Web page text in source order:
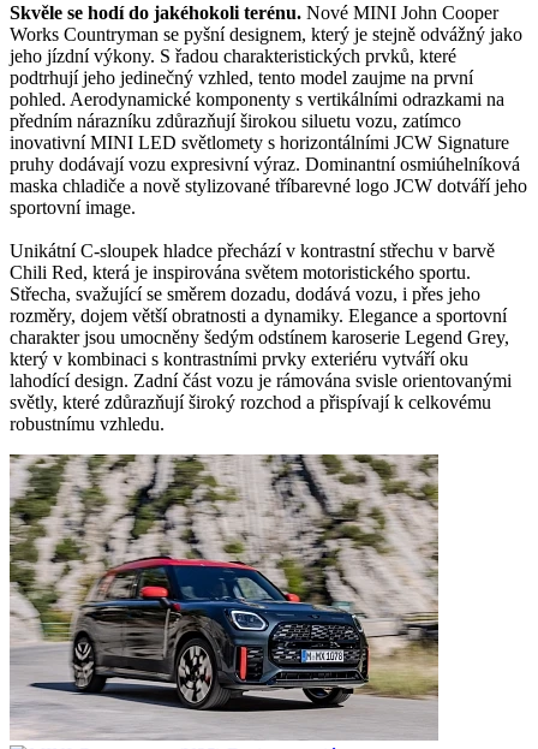
Skvěle se hodí do jakéhokoli terénu. Nové MINI John Cooper
Works Countryman se pyšní designem, který je stejně odvážný jako
jeho jízdní výkony. S řadou charakteristických prvků, které
podtrhují jeho jedinečný vzhled, tento model zaujme na první
pohled. Aerodynamické komponenty s vertikálními odrazkami na
předním nárazníku zdůrazňují širokou siluetu vozu, zatímco
inovativní MINI LED světlomety s horizontálními JCW Signature
pruhy dodávají vozu expresivní výraz. Dominantní osmiúhelníková
maska chladiče a nově stylizované tříbarevné logo JCW dotváří jeho
sportovní image.
Unikátní C-sloupek hladce přechází v kontrastní střechu v barvě
Chili Red, která je inspirována světem motoristického sportu.
Střecha, svažující se směrem dozadu, dodává vozu, i přes jeho
rozměry, dojem větší obratnosti a dynamiky. Elegance a sportovní
charakter jsou umocněny šedým odstínem karoserie Legend Grey,
který v kombinaci s kontrastními prvky exteriéru vytváří oku
lahodící design. Zadní část vozu je rámována svisle orientovanými
světly, které zdůrazňují široký rozchod a přispívají k celkovému
robustnímu vzhledu.